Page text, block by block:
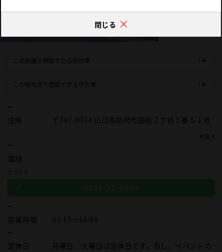
閉じる
この店舗で商談できる中古車
この販売店で商談できる中古車
住所 〒747-0024 山口県防府市国衙２丁目１番５１号
電話
営業時間 09:15～18:00
定休日
月曜日、火曜日は定休日です。但し、イベントの